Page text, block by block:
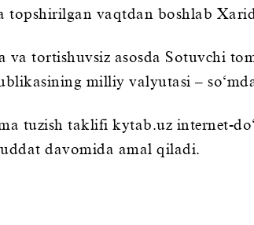
vaqtdan boshlab
tortishuvsiz asosda Sotuvchi
milliy valyutasi –
tuzish taklifi kytab.uz internet-
davomida amal qiladi.